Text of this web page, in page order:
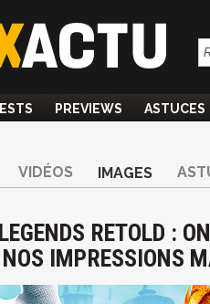
PREVIEWS ASTUCES
VIDÉOS IMAGES
RETOLD :
NOS IMPRESSIONS